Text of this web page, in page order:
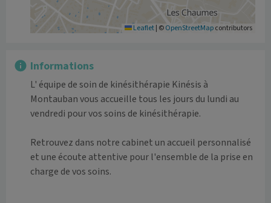
Leaflet| ©OpenStreetMapcontributors
Informations
L' équipe de soin de kinésithérapie Kinésis à
Montauban vous accueille tous les jours du lundi au
vendredi pour vos soins de kinésithérapie.
Retrouvez dans notre cabinet un accueil personnalisé
et une écoute attentive pour l'ensemble de la prise en
charge de vos soins.